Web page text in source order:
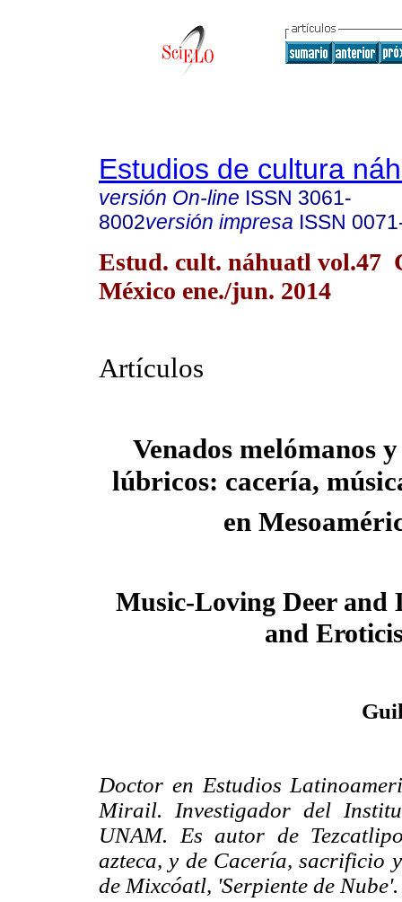
Estudios de cultura
versión On-line ISSN 3061-
8002versión impresa ISSN
Estud. cult. náhuatl vol.47
México ene./jun. 2014
Artículos
Venados melómanos
lúbricos: cacería,
en
Music-Loving Deer
and
Doctor en Estudios
Mirail. Investigador del
UNAM. Es autor de
azteca, y de Cacería, sacrificio
de Mixcóatl, 'Serpiente de Nube'.